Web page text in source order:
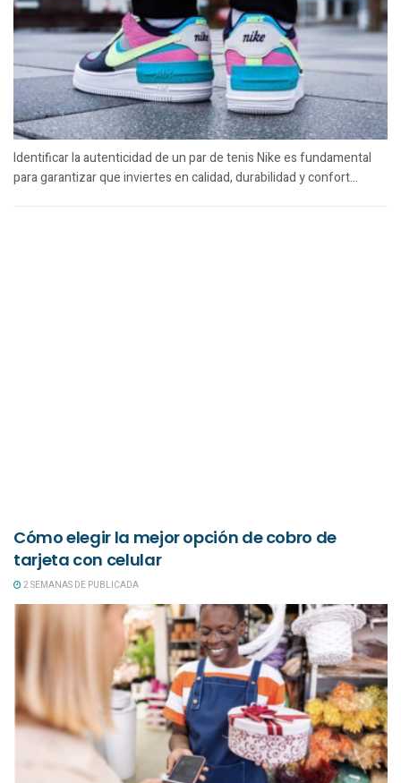
Identificar la autenticidad de un par de tenis Nike es fundamental
para garantizar que inviertes en calidad, durabilidad y confort...
Cómo elegir la mejor opción de cobro de
tarjeta con celular
2 SEMANAS DE PUBLICADA